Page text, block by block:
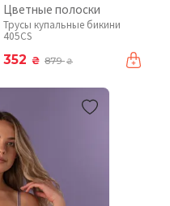
Цветные полоски
Трусы купальные бикини
405CS
352 ₴ 879₴